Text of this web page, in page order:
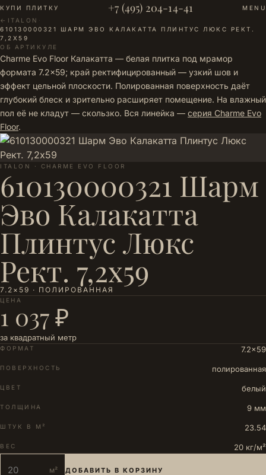
КУПИ ПЛИТКУ +7 (495) 204-14-41
MENU
← ITALON ·
610130000321 ШАРМ ЭВО КАЛАКАТТА ПЛИНТУС ЛЮКС РЕКТ.
7,2Х59
ОБ АРТИКУЛЕ
Charme Evo Floor Калакатта — белая плитка под мрамор
формата 7.2×59; край ректифицированный — узкий шов и
эффект цельной плоскости. Полированная поверхность даёт
глубокий блеск и зрительно расширяет помещение. На влажный
пол её не кладут — скользко. Вся линейка — серия Charme Evo
Floor.
ITALON · CHARME EVO FLOOR
610130000321 Шарм
Эво Калакатта
Плинтус Люкс
Рект. 7,2х59
7.2×59 · ПОЛИРОВАННАЯ
ЦЕНА
1 037 ₽
за квадратный метр
ФОРМАТ 7.2×59
ПОВЕРХНОСТЬ полированная
ЦВЕТ белый
ТОЛЩИНА 9 мм
ШТУК В М² 23.54
ВЕС 20 кг/м²
м² ДОБАВИТЬ В КОРЗИНУ